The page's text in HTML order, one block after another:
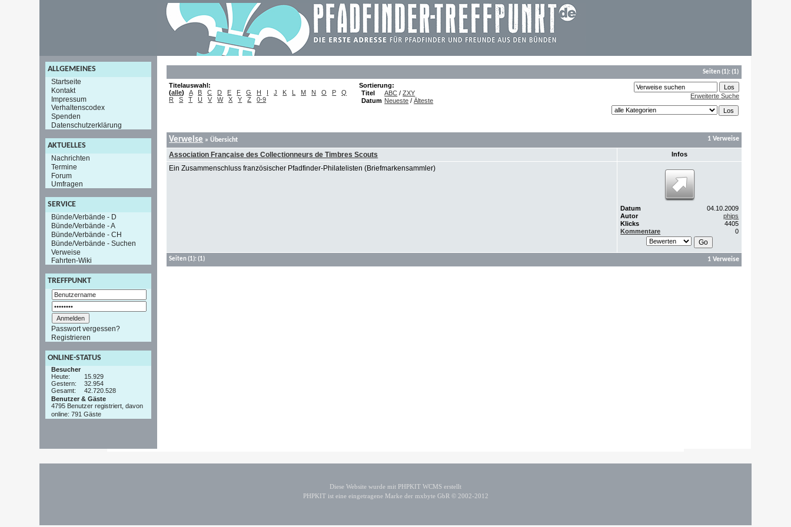
ALLGEMEINES
Startseite
Kontakt
Impressum
Verhaltenscodex
Spenden
Datenschutzerklärung
AKTUELLES
Nachrichten
Termine
Forum
Umfragen
SERVICE
Bünde/Verbände - D
Bünde/Verbände - A
Bünde/Verbände - CH
Bünde/Verbände - Suchen
Verweise
Fahrten-Wiki
TREFFPUNKT
Passwort vergessen?
Registrieren
ONLINE-STATUS
Besucher
Heute:
15.929
Gestern:
32.954
Gesamt:
42.720.528
Benutzer & Gäste
4795 Benutzer registriert, davon
online: 791 Gäste
Seiten(1):(1)
Titelauswahl:
(alle) A B C D E F G H I J K L M N O P
Q
R
S T U V W X Y Z 0-9
Sortierung:
Titel
ABC /ZXY
Datum Neueste /Älteste
Erweiterte Suche
Verweise » Übersicht 1 Verweise
Association Française des Collectionneurs de Timbres Scouts Infos
Ein Zusammenschluss französischer Pfadfinder-Philatelisten (Briefmarkensammler)
Datum
04.10.2009
Autor
phips
Klicks
4405
Kommentare
0
Seiten(1):(1) 1 Verweise
Diese Website wurde mit PHPKIT WCMS erstellt
PHPKIT ist eine eingetragene Marke der mxbyte GbR © 2002-2012